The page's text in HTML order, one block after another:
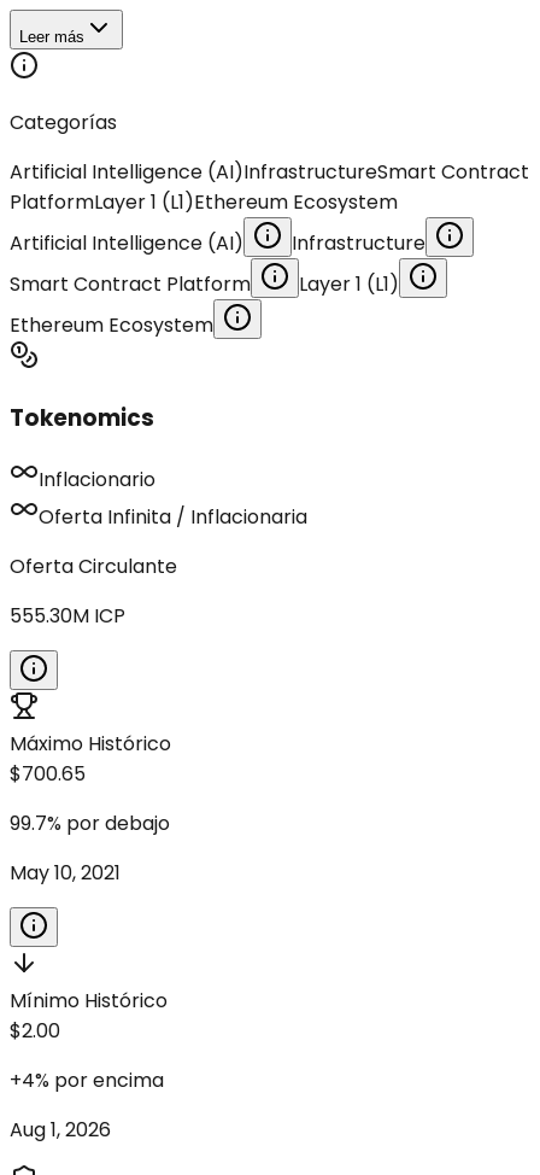
Leer más
Categorías
Artificial Intelligence (AI)InfrastructureSmart Contract
PlatformLayer 1 (L1)Ethereum Ecosystem
Artificial Intelligence (AI)
Infrastructure
Smart Contract Platform
Layer 1 (L1)
Ethereum Ecosystem
Tokenomics
Inflacionario
Oferta Infinita / Inflacionaria
Oferta Circulante
555.30M ICP
Máximo Histórico
$700.65
99.7% por debajo
May 10, 2021
Mínimo Histórico
$2.00
+4% por encima
Aug 1, 2026